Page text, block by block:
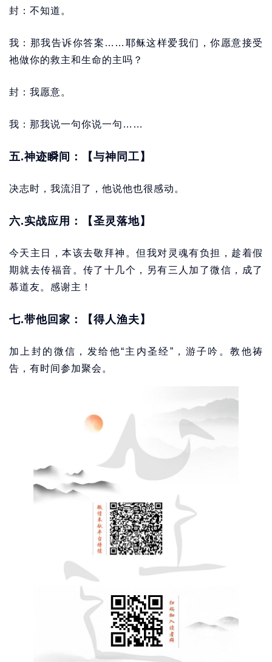
封：不知道。
我：那我告诉你答案……耶稣这样爱我们，你愿意接受
祂做你的救主和生命的主吗？
封：我愿意。
我：那我说一句你说一句……
五.神迹瞬间：【与神同工】
决志时，我流泪了，他说他也很感动。
六.实战应用：【圣灵落地】
今天主日，本该去敬拜神。但我对灵魂有负担，趁着假
期就去传福音。传了十几个，另有三人加了微信，成了
慕道友。感谢主！
七.带他回家：【得人渔夫】
加上封的微信，发给他“主内圣经”，游子吟。教他祷
告，有时间参加聚会。